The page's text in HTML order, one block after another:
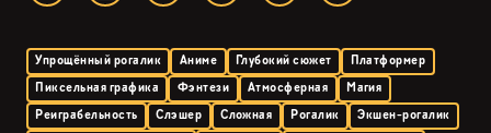
Упрощённый рогалик Аниме Глубокий сюжет
Платформер
Пиксельная графика
Фэнтези Атмосферная
Магия
Реиграбельность
Слэшер Сложная Рогалик
Экшен-рогалик